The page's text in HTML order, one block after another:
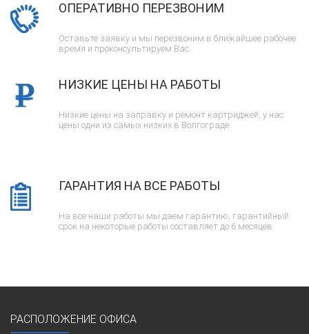
ОПЕРАТИВНО ПЕРЕЗВОНИМ
Оставьте заявку и мы перезвоним в ближайшее рабочее
время и проконсультируем Вас.
НИЗКИЕ ЦЕНЫ НА РАБОТЫ
Низкие цены на заправку и ремонт картриджей, у нас
цены одни из самых низких в Волгограде.
ГАРАНТИЯ НА ВСЕ РАБОТЫ
На все наши работы мы даем гарантию, гарантийный
срок на некоторые работы составляет до 6 месяцев.
РАСПОЛОЖЕНИЕ ОФИСА